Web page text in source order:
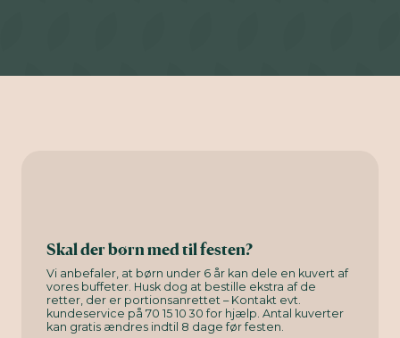
Skal der børn med til festen?
Vi anbefaler, at børn under 6 år kan dele en kuvert af
vores buffeter. Husk dog at bestille ekstra af de
retter, der er portionsanrettet – Kontakt evt.
kundeservice på 70 15 10 30 for hjælp. Antal kuverter
kan gratis ændres indtil 8 dage før festen.